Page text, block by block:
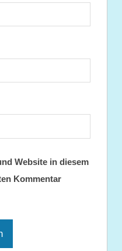
Website in diesem
Kommentar